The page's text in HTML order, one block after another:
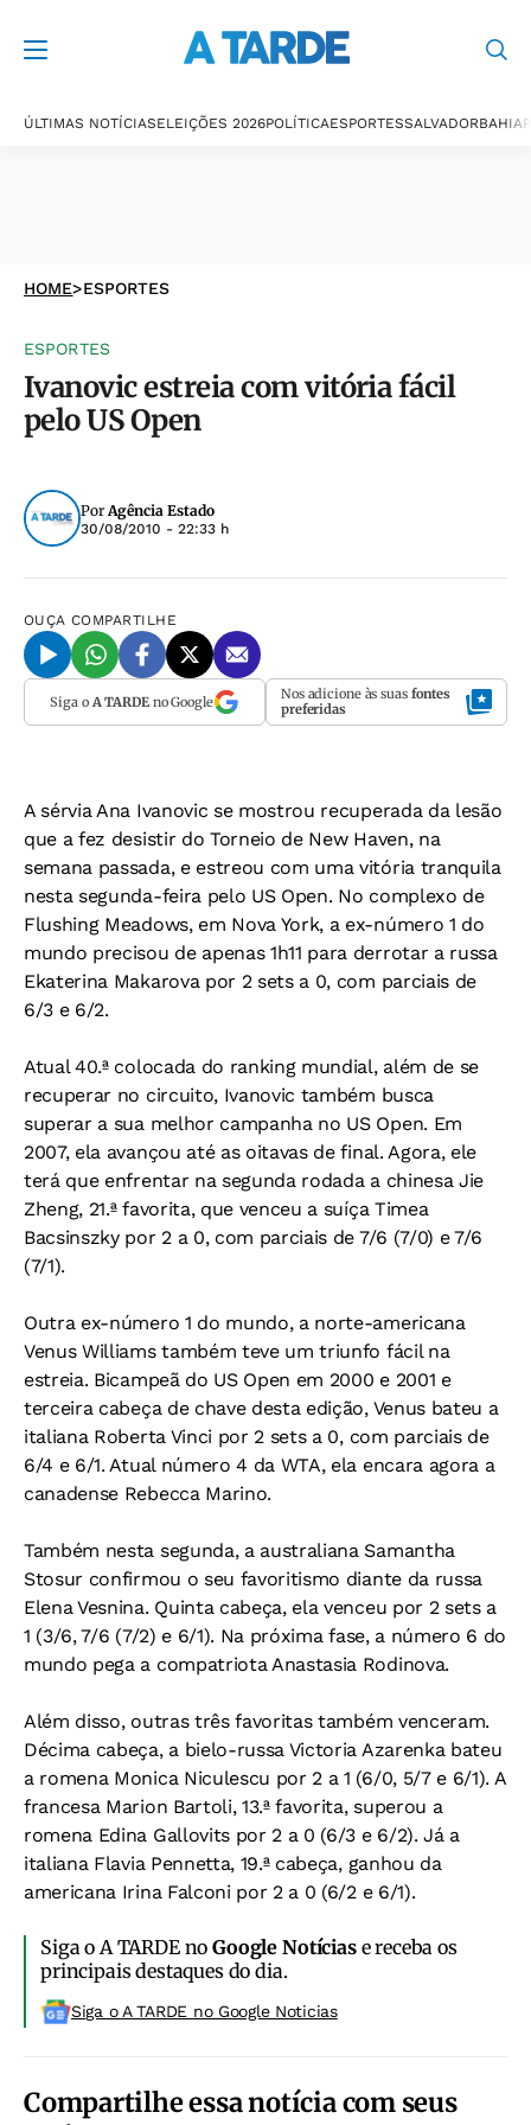
ÚLTIMAS NOTÍCIASELEIÇÕES 2026POLÍTICAESPORTESSALVADORBAHIA
HOME>ESPORTES
ESPORTES
Ivanovic estreia com vitória fácil
pelo US Open
PorAgência Estado
30/08/2010 - 22:33 h
OUÇA COMPARTILHE
Siga o A TARDEno Google Nos adicione às suas fontes
preferidas
A sérvia Ana Ivanovic se mostrou recuperada da lesão
que a fez desistir do Torneio de New Haven, na
semana passada, e estreou com uma vitória tranquila
nesta segunda-feira pelo US Open. No complexo de
Flushing Meadows, em Nova York, a ex-número 1 do
mundo precisou de apenas 1h11 para derrotar a russa
Ekaterina Makarova por 2 sets a 0, com parciais de
6/3 e 6/2.
Atual 40.ª colocada do ranking mundial, além de se
recuperar no circuito, Ivanovic também busca
superar a sua melhor campanha no US Open. Em
2007, ela avançou até as oitavas de final. Agora, ele
terá que enfrentar na segunda rodada a chinesa Jie
Zheng, 21.ª favorita, que venceu a suíça Timea
Bacsinszky por 2 a 0, com parciais de 7/6 (7/0) e 7/6
(7/1).
Outra ex-número 1 do mundo, a norte-americana
Venus Williams também teve um triunfo fácil na
estreia. Bicampeã do US Open em 2000 e 2001 e
terceira cabeça de chave desta edição, Venus bateu a
italiana Roberta Vinci por 2 sets a 0, com parciais de
6/4 e 6/1. Atual número 4 da WTA, ela encara agora a
canadense Rebecca Marino.
Também nesta segunda, a australiana Samantha
Stosur confirmou o seu favoritismo diante da russa
Elena Vesnina. Quinta cabeça, ela venceu por 2 sets a
1 (3/6, 7/6 (7/2) e 6/1). Na próxima fase, a número 6 do
mundo pega a compatriota Anastasia Rodinova.
Além disso, outras três favoritas também venceram.
Décima cabeça, a bielo-russa Victoria Azarenka bateu
a romena Monica Niculescu por 2 a 1 (6/0, 5/7 e 6/1). A
francesa Marion Bartoli, 13.ª favorita, superou a
romena Edina Gallovits por 2 a 0 (6/3 e 6/2). Já a
italiana Flavia Pennetta, 19.ª cabeça, ganhou da
americana Irina Falconi por 2 a 0 (6/2 e 6/1).
Siga o A TARDE noGoogle Notíciase receba os
principais destaques do dia.
Siga o A TARDE no Google Noticias
Compartilhe essa notícia com seus